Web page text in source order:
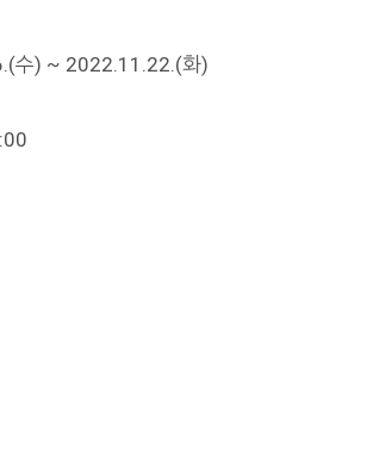
수) ~ 2022.11.22.(화)